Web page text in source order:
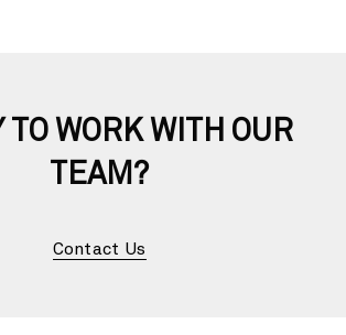
TO WORK WITH OUR
TEAM?
Contact Us